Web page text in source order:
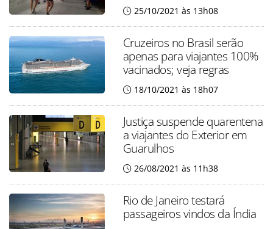
25/10/2021 às 13h08
Cruzeiros no Brasil serão
apenas para viajantes 100%
vacinados; veja regras
18/10/2021 às 18h07
Justiça suspende quarentena
a viajantes do Exterior em
Guarulhos
26/08/2021 às 11h38
Rio de Janeiro testará
passageiros vindos da Índia